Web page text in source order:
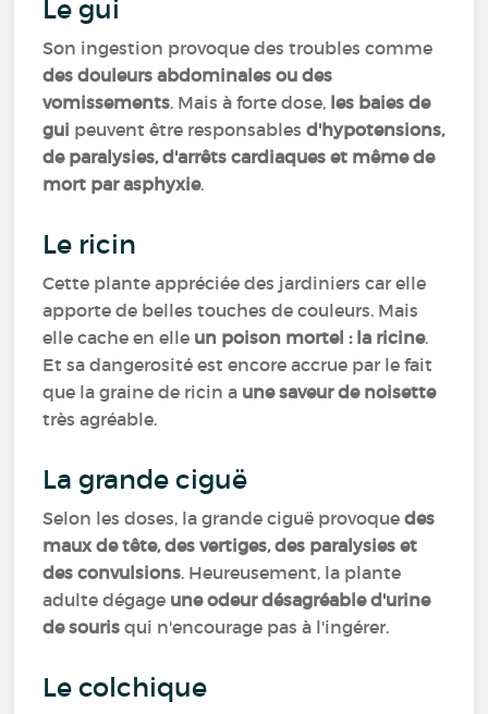
Le gui
Son ingestion provoque des troubles comme
des douleurs abdominales ou des
vomissements. Mais à forte dose, les baies de
gui peuvent être responsablesd'hypotensions,
de paralysies, d'arrêts cardiaques et même de
mort par asphyxie.
Le ricin
Cette plante appréciée des jardiniers car elle
apporte de belles touches de couleurs. Mais
elle cache en elle un poison mortel : la ricine.
Et sa dangerosité est encore accrue par le fait
que la graine de ricin a une saveur de noisette
très agréable.
La grande ciguë
Selon les doses, la grande ciguë provoquedes
maux de tête, des vertiges, des paralysies et
des convulsions. Heureusement, la plante
adulte dégage une odeur désagréable d'urine
de souris qui n'encourage pas à l'ingérer.
Le colchique